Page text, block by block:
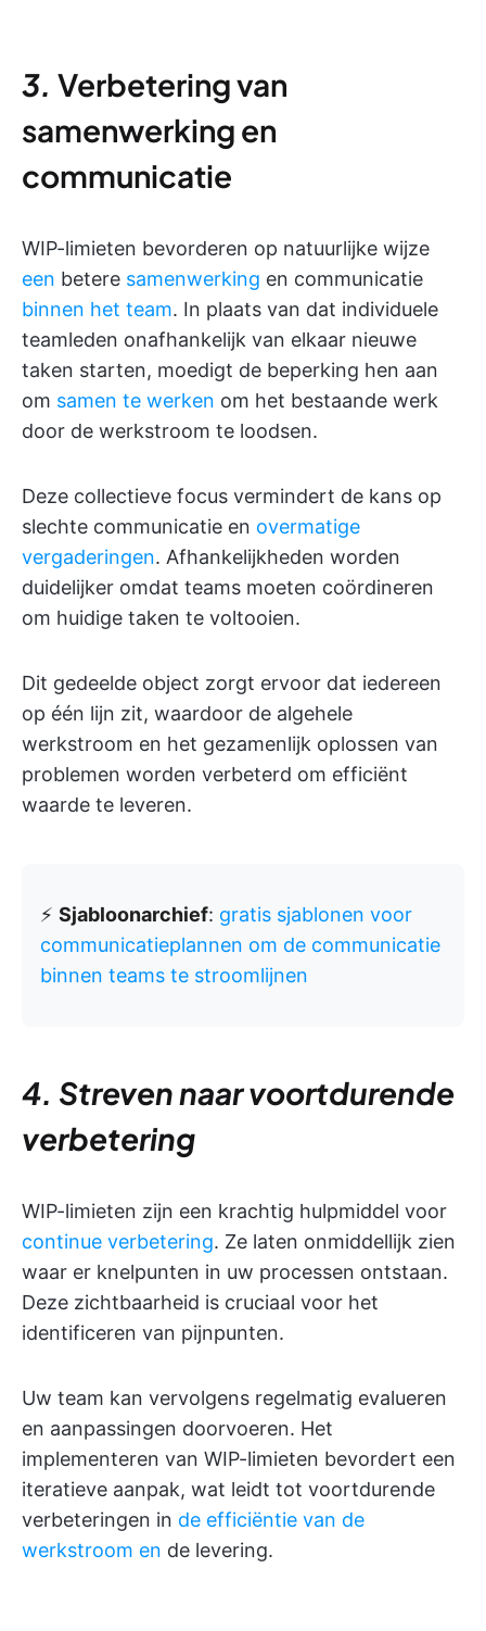
3. Verbetering van
samenwerking en
communicatie
WIP-limieten bevorderen op natuurlijke wijze
een betere samenwerking en communicatie
binnen het team. In plaats van dat individuele
teamleden onafhankelijk van elkaar nieuwe
taken starten, moedigt de beperking hen aan
om samen te werken om het bestaande werk
door de werkstroom te loodsen.
Deze collectieve focus vermindert de kans op
slechte communicatie en overmatige
vergaderingen. Afhankelijkheden worden
duidelijker omdat teams moeten coördineren
om huidige taken te voltooien.
Dit gedeelde object zorgt ervoor dat iedereen
op één lijn zit, waardoor de algehele
werkstroom en het gezamenlijk oplossen van
problemen worden verbeterd om efficiënt
waarde te leveren.
⚡️ Sjabloonarchief: gratis sjablonen voor
communicatieplannen om de communicatie
binnen teams te stroomlijnen
4. Streven naar voortdurende
verbetering
WIP-limieten zijn een krachtig hulpmiddel voor
continue verbetering. Ze laten onmiddellijk zien
waar er knelpunten in uw processen ontstaan.
Deze zichtbaarheid is cruciaal voor het
identificeren van pijnpunten.
Uw team kan vervolgens regelmatig evalueren
en aanpassingen doorvoeren. Het
implementeren van WIP-limieten bevordert een
iteratieve aanpak, wat leidt tot voortdurende
verbeteringen in de efficiëntie van de
werkstroom en de levering.